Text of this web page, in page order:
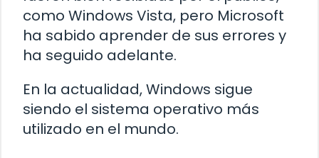
como Windows Vista, pero Microsoft
ha sabido aprender de sus errores y
ha seguido adelante.
En la actualidad, Windows sigue
siendo el sistema operativo más
utilizado en el mundo.